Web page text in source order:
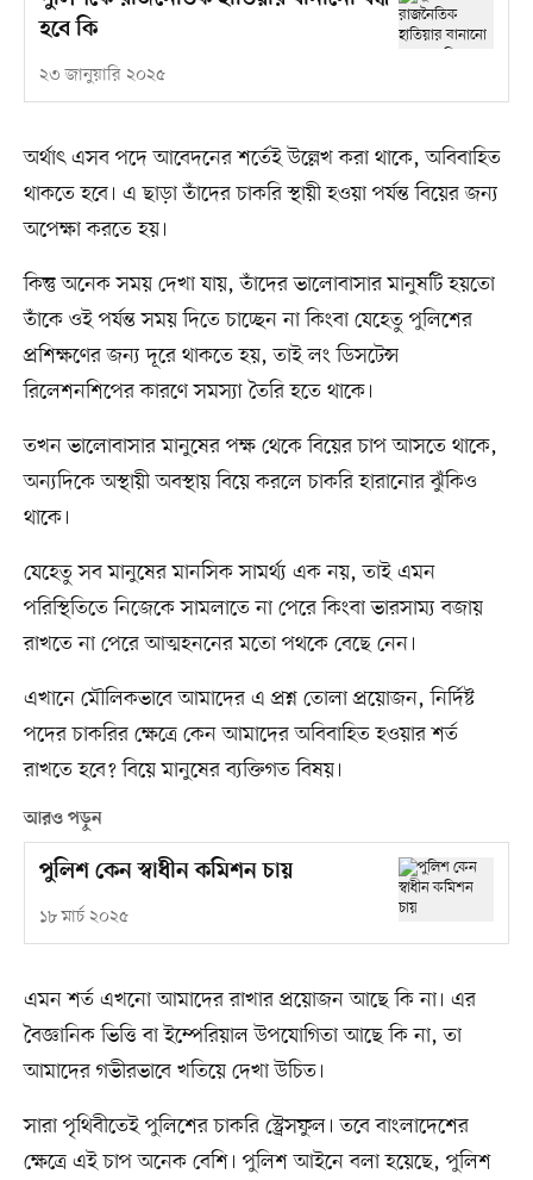
হবে কি
২৩ জানুয়ারি ২০২৫
অর্থাৎ এসব পদে আবেদনের শর্তেই উল্লেখ করা থাকে, অবিবাহিত
থাকতে হবে। এ ছাড়া তাঁদের চাকরি স্থায়ী হওয়া পর্যন্ত বিয়ের জন্য
অপেক্ষা করতে হয়।
কিন্তু অনেক সময় দেখা যায়, তাঁদের ভালোবাসার মানুষটি হয়তো
তাঁকে ওই পর্যন্ত সময় দিতে চাচ্ছেন না কিংবা যেহেতু পুলিশের
প্রশিক্ষণের জন্য দূরে থাকতে হয়, তাই লং ডিসটেন্স
রিলেশনশিপের কারণে সমস্যা তৈরি হতে থাকে।
তখন ভালোবাসার মানুষের পক্ষ থেকে বিয়ের চাপ আসতে থাকে,
অন্যদিকে অস্থায়ী অবস্থায় বিয়ে করলে চাকরি হারানোর ঝুঁকিও
থাকে।
যেহেতু সব মানুষের মানসিক সামর্থ্য এক নয়, তাই এমন
পরিস্থিতিতে নিজেকে সামলাতে না পেরে কিংবা ভারসাম্য বজায়
রাখতে না পেরে আত্মহননের মতো পথকে বেছে নেন।
এখানে মৌলিকভাবে আমাদের এ প্রশ্ন তোলা প্রয়োজন, নির্দিষ্ট
পদের চাকরির ক্ষেত্রে কেন আমাদের অবিবাহিত হওয়ার শর্ত
রাখতে হবে? বিয়ে মানুষের ব্যক্তিগত বিষয়।
আরও পড়ুন
পুলিশ কেন স্বাধীন কমিশন চায়
১৮ মার্চ ২০২৫
এমন শর্ত এখনো আমাদের রাখার প্রয়োজন আছে কি না। এর
বৈজ্ঞানিক ভিত্তি বা ইম্পেরিয়াল উপযোগিতা আছে কি না, তা
আমাদের গভীরভাবে খতিয়ে দেখা উচিত।
সারা পৃথিবীতেই পুলিশের চাকরি স্ট্রেসফুল। তবে বাংলাদেশের
ক্ষেত্রে এই চাপ অনেক বেশি। পুলিশ আইনে বলা হয়েছে, পুলিশ